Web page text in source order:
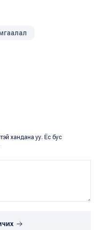
хандана уу. Ёс бус